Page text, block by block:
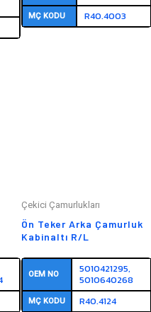
MÇ KODU R40.4003
Çekici Çamurlukları
Ön Teker Arka Çamurluk
Kabinaltı R/L
OEM NO
5010421295,
5010640268
MÇ KODU R40.4124